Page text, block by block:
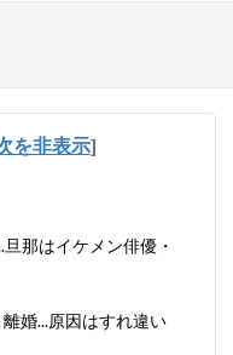
を非表示]
那はイケメン俳優・
婚...原因はすれ違い